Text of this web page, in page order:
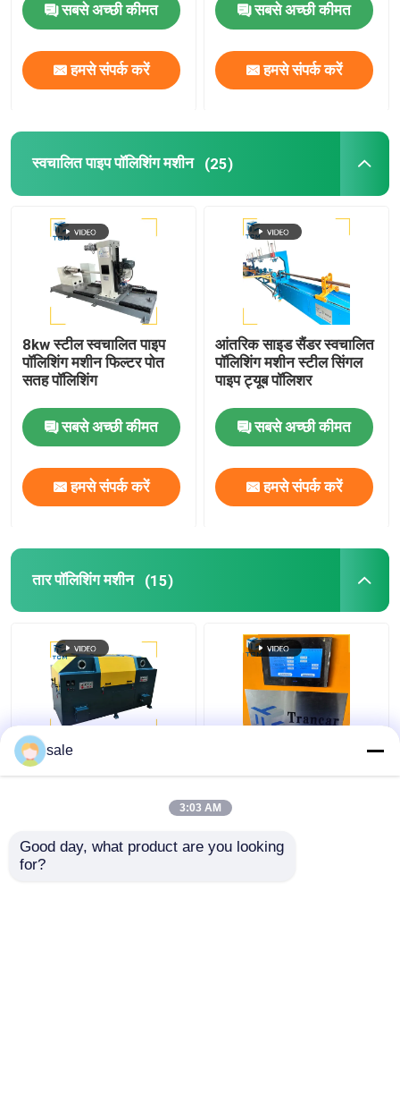
सबसे अच्छी कीमत
हमसे संपर्क करें
सबसे अच्छी कीमत
हमसे संपर्क करें
स्वचालित पाइप पॉलिशिंग मशीन (25)
8kw स्टील स्वचालित पाइप
पॉलिशिंग मशीन फिल्टर पोत
सतह पॉलिशिंग
सबसे अच्छी कीमत
हमसे संपर्क करें
आंतरिक साइड सैंडर स्वचालित
पॉलिशिंग मशीन स्टील सिंगल
पाइप ट्यूब पॉलिशर
सबसे अच्छी कीमत
हमसे संपर्क करें
तार पॉलिशिंग मशीन (15)
स्टील मेटल वायर 2m/S
पॉलिशिंग मशीन रॉड्स सैंडिंग
सबसे अच्छी कीमत
स्वचालित रॉड जंग हटाने की
मशीन तार की सतह पीसना
सबसे अच्छी कीमत
sale
3:03 AM
Good day, what product are you looking
for?